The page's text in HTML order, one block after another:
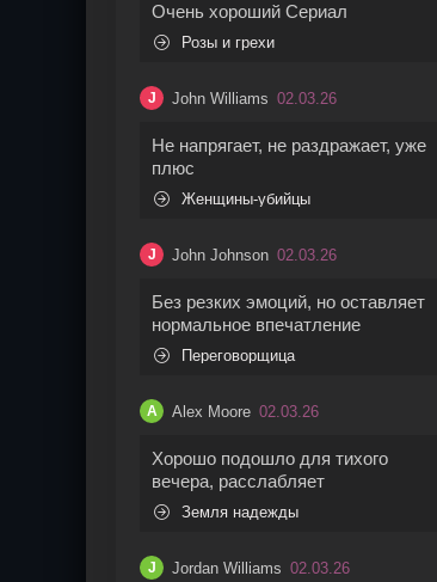
Очень хороший Сериал
Розы и грехи
J John Williams 02.03.26
Не напрягает, не раздражает, уже
плюс
Женщины-убийцы
J John Johnson 02.03.26
Без резких эмоций, но оставляет
нормальное впечатление
Переговорщица
A Alex Moore 02.03.26
Хорошо подошло для тихого
вечера, расслабляет
Земля надежды
J Jordan Williams 02.03.26